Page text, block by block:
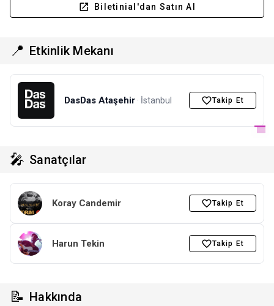
Biletinial'dan Satın Al
📍 Etkinlik Mekanı
DasDas Ataşehir · İstanbul Takip Et
🎤 Sanatçılar
Koray Candemir Takip Et
Harun Tekin Takip Et
📝 Hakkında